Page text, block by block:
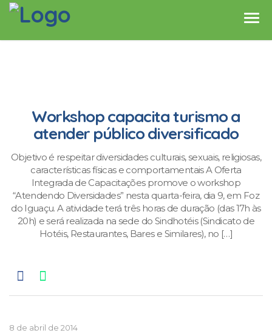
Workshop capacita turismo a
atender público diversificado
Objetivo é respeitar diversidades culturais, sexuais, religiosas,
características físicas e comportamentais A Oferta
Integrada de Capacitações promove o workshop
“Atendendo Diversidades” nesta quarta-feira, dia 9, em Foz
do Iguaçu. A atividade terá três horas de duração (das 17h às
20h) e será realizada na sede do Sindhotéis (Sindicato de
Hotéis, Restaurantes, Bares e Similares), no […]
8 de abril de 2014